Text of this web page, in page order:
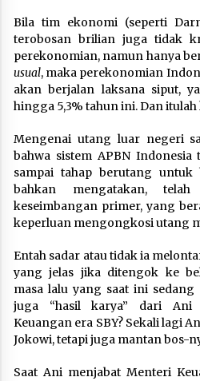
Bila tim ekonomi (seperti
terobosan brilian juga tidak
perekonomian, namun hanya
usual, maka perekonomian
akan berjalan laksana siput,
hingga 5,3% tahun ini. Dan
Mengenai utang luar negeri
bahwa sistem APBN
sampai tahap berutang
bahkan mengatakan,
keseimbangan primer, yang
keperluan mengongkosi utang
Entah sadar atau tidak ia
yang jelas jika ditengok ke
masa lalu yang saat ini
juga “hasil karya” dari Ani
Keuangan era SBY? Sekali lagi
Jokowi, tetapi juga mantan bos-
Saat Ani menjabat Menteri